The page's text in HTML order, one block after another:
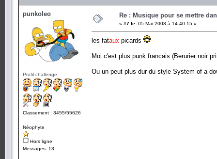
punkoleo
Profil challenge
Classement : 3455/55626
Néophyte
Hors ligne
Messages: 13
Re : Musique pour se mettre
« #7 le: 05 Mai 2008 à 14:40:15 »
les fataux picards
Moi c'est plus punk francais (Berurier noir
Ou un peut plus dur du style System of a